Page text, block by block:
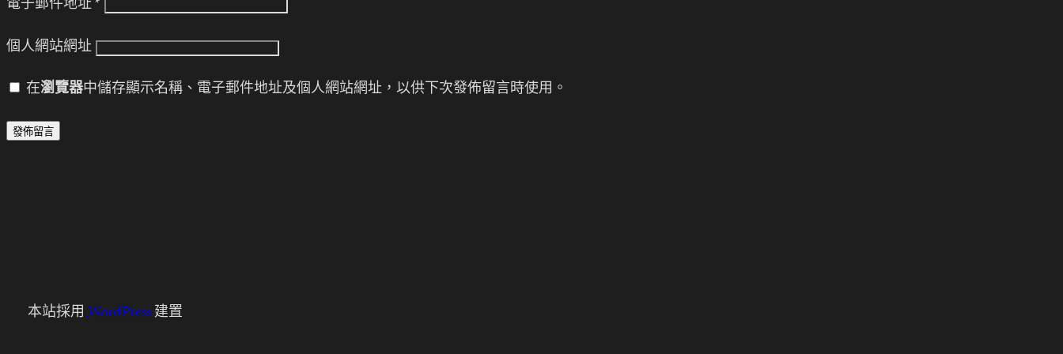
電子郵件地址 *
個人網站網址
在瀏覽器中儲存顯示名稱、電子郵件地址及個人網站網址，以供下次發佈留言時使用。
本站採用WordPress建置